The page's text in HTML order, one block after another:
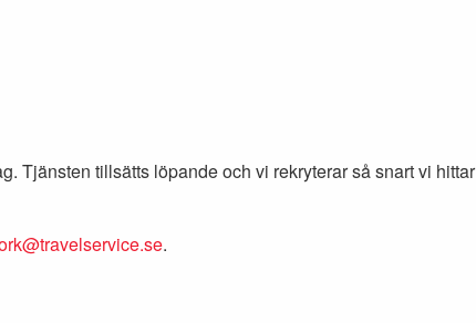
Tjänsten tillsätts löpande och vi rekryterar så snart vi hittar
.